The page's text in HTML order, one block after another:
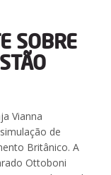
SOBRE
Vianna
de
Britânico. A
Ottoboni